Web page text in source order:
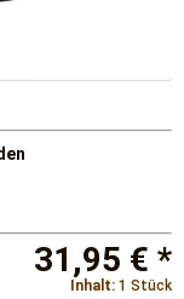
31,95 € *
Inhalt: 1 Stück